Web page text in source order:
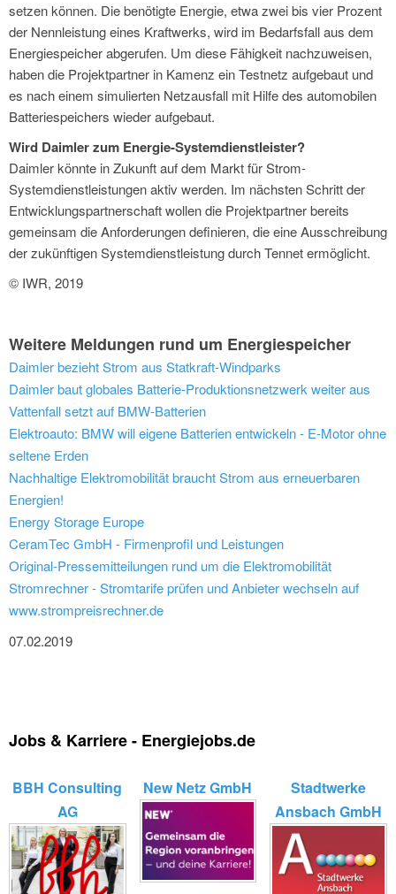
setzen können. Die benötigte Energie, etwa zwei bis vier Prozent
der Nennleistung eines Kraftwerks, wird im Bedarfsfall aus dem
Energiespeicher abgerufen. Um diese Fähigkeit nachzuweisen,
haben die Projektpartner in Kamenz ein Testnetz aufgebaut und
es nach einem simulierten Netzausfall mit Hilfe des automobilen
Batteriespeichers wieder aufgebaut.
Wird Daimler zum Energie-Systemdienstleister?
Daimler könnte in Zukunft auf dem Markt für Strom-
Systemdienstleistungen aktiv werden. Im nächsten Schritt der
Entwicklungspartnerschaft wollen die Projektpartner bereits
gemeinsam die Anforderungen definieren, die eine Ausschreibung
der zukünftigen Systemdienstleistung durch Tennet ermöglicht.
© IWR, 2019
Weitere Meldungen rund um Energiespeicher
Daimler bezieht Strom aus Statkraft-Windparks
Daimler baut globales Batterie-Produktionsnetzwerk weiter aus
Vattenfall setzt auf BMW-Batterien
Elektroauto: BMW will eigene Batterien entwickeln - E-Motor ohne
seltene Erden
Nachhaltige Elektromobilität braucht Strom aus erneuerbaren
Energien!
Energy Storage Europe
CeramTec GmbH - Firmenprofil und Leistungen
Original-Pressemitteilungen rund um die Elektromobilität
Stromrechner - Stromtarife prüfen und Anbieter wechseln auf
www.strompreisrechner.de
07.02.2019
Jobs & Karriere - Energiejobs.de
BBH Consulting
AG
New Netz GmbH
Stadtwerke
Ansbach GmbH